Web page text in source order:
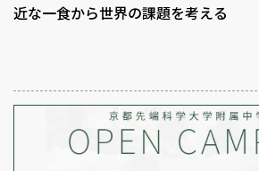
近な一食から世界の課題を考える